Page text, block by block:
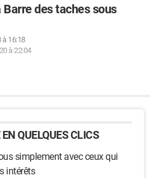
des taches sous
à 16:18
à 22:04
QUELQUES CLICS
simplement avec ceux qui
intérêts